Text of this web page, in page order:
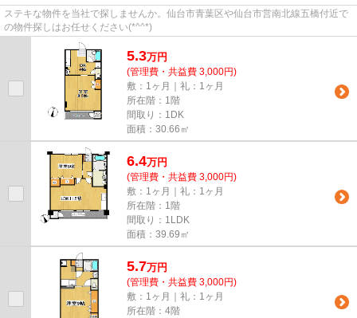
ステキな物件を当社で探しませんか。仙台市青葉区や仙台市営南北線五橋付近で
の物件探しはお任せください(*^^*)
5.3万円
(管理費・共益費 3,000円)
敷：1ヶ月｜礼：1ヶ月
所在階：1階
間取り：1DK
面積：30.66㎡
6.4万円
(管理費・共益費 3,000円)
敷：1ヶ月｜礼：1ヶ月
所在階：1階
間取り：1LDK
面積：39.69㎡
5.7万円
(管理費・共益費 3,000円)
敷：1ヶ月｜礼：1ヶ月
所在階：4階